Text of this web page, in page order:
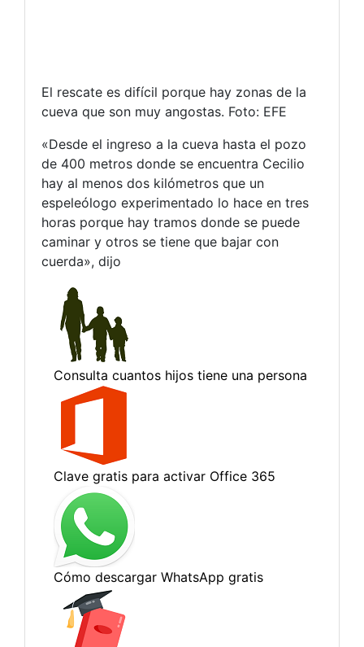
El rescate es difícil porque hay zonas de la
cueva que son muy angostas. Foto: EFE
«Desde el ingreso a la cueva hasta el pozo
de 400 metros donde se encuentra Cecilio
hay al menos dos kilómetros que un
espeleólogo experimentado lo hace en tres
horas porque hay tramos donde se puede
caminar y otros se tiene que bajar con
cuerda», dijo